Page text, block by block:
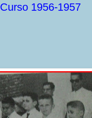
Curso 1956-1957